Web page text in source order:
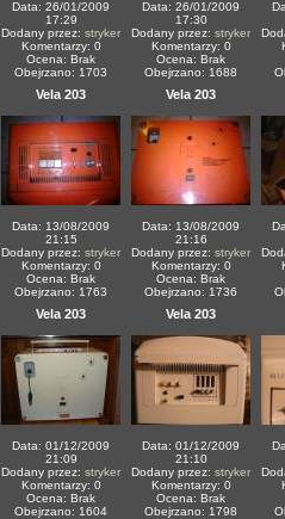
Data: 26/01/2009
17:29
Dodany przez: stryker
Komentarzy: 0
Ocena: Brak
Obejrzano: 1703
Data: 26/01/2009
17:30
Dodany przez: stryker
Komentarzy: 0
Ocena: Brak
Obejrzano: 1688
Vela 203
Data: 13/08/2009
21:15
Dodany przez: stryker
Komentarzy: 0
Ocena: Brak
Obejrzano: 1763
Vela 203
Data: 13/08/2009
21:16
Dodany przez: stryker
Komentarzy: 0
Ocena: Brak
Obejrzano: 1736
Vela 203
Data: 01/12/2009
21:09
Dodany przez: stryker
Komentarzy: 0
Ocena: Brak
Obejrzano: 1604
Vela 203
Data: 01/12/2009
21:10
Dodany przez: stryker
Komentarzy: 0
Ocena: Brak
Obejrzano: 1798